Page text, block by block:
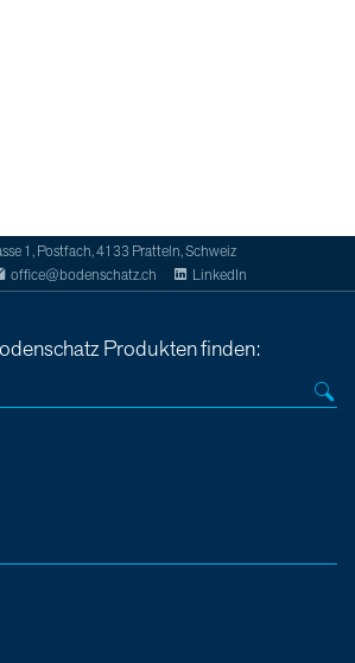
1, Postfach, 4133 Pratteln, Schweiz
office@bodenschatz.ch LinkedIn
Produkten finden: